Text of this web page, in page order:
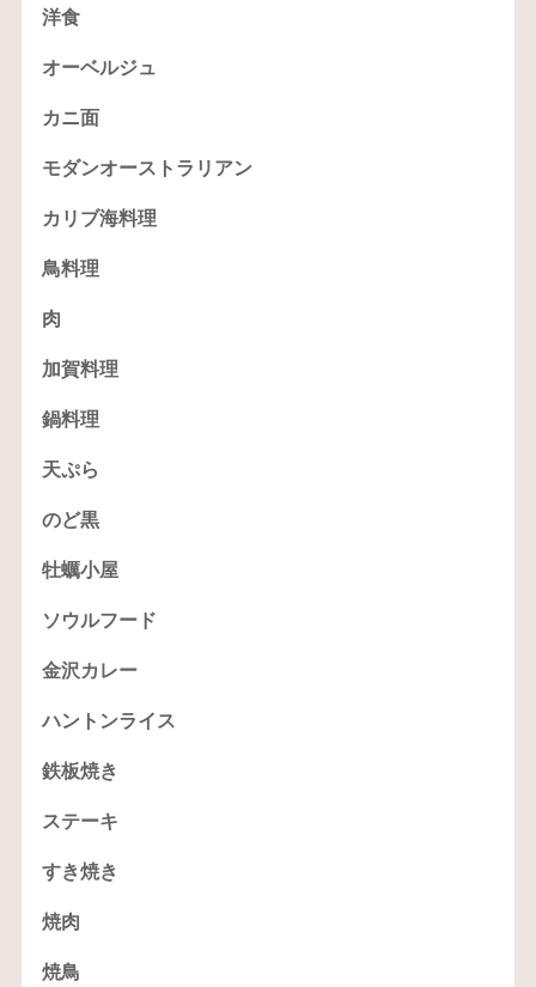
洋食
オーベルジュ
カニ面
モダンオーストラリアン
カリブ海料理
鳥料理
肉
加賀料理
鍋料理
天ぷら
のど黒
牡蠣小屋
ソウルフード
金沢カレー
ハントンライス
鉄板焼き
ステーキ
すき焼き
焼肉
焼鳥